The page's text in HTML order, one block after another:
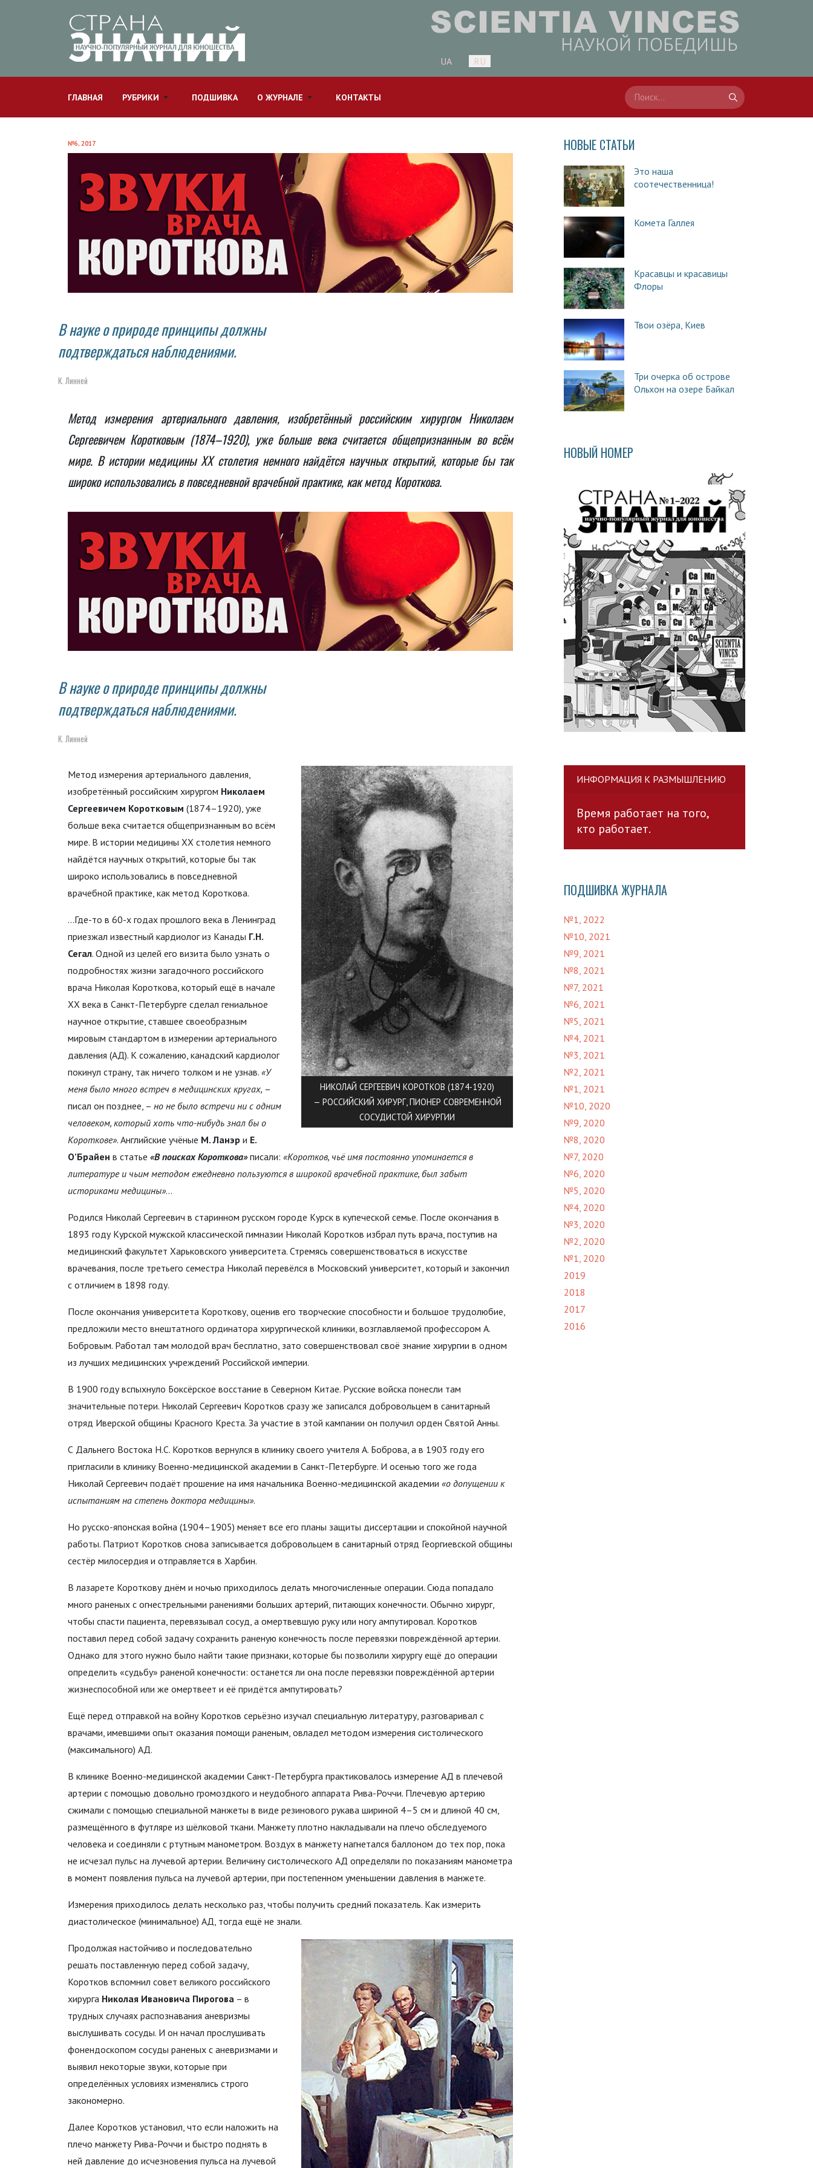
Выберите язык
UA RU
ГЛАВНАЯ РУБРИКИ ПОДШИВКА О ЖУРНАЛЕ КОНТАКТЫ
№6, 2017
В науке о природе принципы должны
подтверждаться наблюдениями.
К. Линней
Метод измерения артериального давления, изобретённый российским хирургом Николаем
Сергеевичем Коротковым (1874–1920), уже больше века считается общепризнанным во всём
мире. В истории медицины XX столетия немного найдётся научных открытий, которые бы так
широко использовались в повседневной врачебной практике, как метод Короткова.
В науке о природе принципы должны
подтверждаться наблюдениями.
К. Линней
НИКОЛАЙ СЕРГЕЕВИЧ КОРОТКОВ (1874-1920)
— РОССИЙСКИЙ ХИРУРГ, ПИОНЕР СОВРЕМЕННОЙ
СОСУДИСТОЙ ХИРУРГИИ
Метод измерения артериального давления,
изобретённый российским хирургом Николаем
Сергеевичем Коротковым (1874–1920), уже
больше века считается общепризнанным во всём
мире. В истории медицины XX столетия немного
найдётся научных открытий, которые бы так
широко использовались в повседневной
врачебной практике, как метод Короткова.
...Где-то в 60-х годах прошлого века в Ленинград
приезжал известный кардиолог из Канады Г.Н.
Сегал. Одной из целей его визита было узнать о
подробностях жизни загадочного российского
врача Николая Короткова, который ещё в начале
XX века в Санкт-Петербурге сделал гениальное
научное открытие, ставшее своеобразным
мировым стандартом в измерении артериального
давления (АД). К сожалению, канадский кардиолог
покинул страну, так ничего толком и не узнав. «У
меня было много встреч в медицинских кругах, –
писал он позднее, – но не было встречи ни с одним
человеком, который хоть что-нибудь знал бы о
Короткове». Английские учёные М. Ланэр и Е.
О’Брайен в статье «В поисках Короткова»писали: «Коротков, чьё имя постоянно упоминается в
литературе и чьим методом ежедневно пользуются в широкой врачебной практике, был забыт
историками медицины»...
Родился Николай Сергеевич в старинном русском городе Курск в купеческой семье. После окончания в
1893 году Курской мужской классической гимназии Николай Коротков избрал путь врача, поступив на
медицинский факультет Харьковского университета. Стремясь совершенствоваться в искусстве
врачевания, после третьего семестра Николай перевёлся в Московский университет, который и закончил
с отличием в 1898 году.
После окончания университета Короткову, оценив его творческие способности и большое трудолюбие,
предложили место внештатного ординатора хирургической клиники, возглавляемой профессором А.
Бобровым. Работал там молодой врач бесплатно, зато совершенствовал своё знание хирургии в одном
из лучших медицинских учреждений Российской империи.
В 1900 году вспыхнуло Боксёрское восстание в Северном Китае. Русские войска понесли там
значительные потери. Николай Сергеевич Коротков сразу же записался добровольцем в санитарный
отряд Иверской общины Красного Креста. За участие в этой кампании он получил орден Святой Анны.
С Дальнего Востока Н.С. Коротков вернулся в клинику своего учителя А. Боброва, а в 1903 году его
пригласили в клинику Военно-медицинской академии в Санкт-Петербурге. И осенью того же года
Николай Сергеевич подаёт прошение на имя начальника Военно-медицинской академии «о допущении к
испытаниям на степень доктора медицины».
Но русско-японская война (1904–1905) меняет все его планы защиты диссертации и спокойной научной
работы. Патриот Коротков снова записывается добровольцем в санитарный отряд Георгиевской общины
сестёр милосердия и отправляется в Харбин.
В лазарете Короткову днём и ночью приходилось делать многочисленные операции. Сюда попадало
много раненых с огнестрельными ранениями больших артерий, питающих конечности. Обычно хирург,
чтобы спасти пациента, перевязывал сосуд, а омертвевшую руку или ногу ампутировал. Коротков
поставил перед собой задачу сохранить раненую конечность после перевязки повреждённой артерии.
Однако для этого нужно было найти такие признаки, которые бы позволили хирургу ещё до операции
определить «судьбу» раненой конечности: останется ли она после перевязки повреждённой артерии
жизнеспособной или же омертвеет и её придётся ампутировать?
Ещё перед отправкой на войну Коротков серьёзно изучал специальную литературу, разговаривал с
врачами, имевшими опыт оказания помощи раненым, овладел методом измерения систолического
(максимального) АД.
В клинике Военно-медицинской академии Санкт-Петербурга практиковалось измерение АД в плечевой
артерии с помощью довольно громоздкого и неудобного аппарата Рива-Роччи. Плечевую артерию
сжимали с помощью специальной манжеты в виде резинового рукава шириной 4–5 см и длиной 40 см,
размещённого в футляре из шёлковой ткани. Манжету плотно накладывали на плечо обследуемого
человека и соединяли с ртутным манометром. Воздух в манжету нагнетался баллоном до тех пор, пока
не исчезал пульс на лучевой артерии. Величину систолического АД определяли по показаниям манометра
в момент появления пульса на лучевой артерии, при постепенном уменьшении давления в манжете.
Измерения приходилось делать несколько раз, чтобы получить средний показатель. Как измерить
диастолическое (минимальное) АД, тогда ещё не знали.
Продолжая настойчиво и последовательно
решать поставленную перед собой задачу,
Коротков вспомнил совет великого российского
хирурга Николая Ивановича Пирогова – в
трудных случаях распознавания аневризмы
выслушивать сосуды. И он начал прослушивать
фонендоскопом сосуды раненых с аневризмами и
выявил некоторые звуки, которые при
определённых условиях изменялись строго
закономерно.
Далее Коротков установил, что если наложить на
плечо манжету Рива-Роччи и быстро поднять в
ней давление до исчезновения пульса на лучевой
НОВЫЕ СТАТЬИ
Это наша
соотечественница!
Комета Галлея
Красавцы и красавицы
Флоры
Твои озёра, Киев
Три очерка об острове
Ольхон на озере Байкал
НОВЫЙ НОМЕР
ИНФОРМАЦИЯ К РАЗМЫШЛЕНИЮ
Время работает на того,
кто работает.
ПОДШИВКА ЖУРНАЛА
№1, 2022
№10, 2021
№9, 2021
№8, 2021
№7, 2021
№6, 2021
№5, 2021
№4, 2021
№3, 2021
№2, 2021
№1, 2021
№10, 2020
№9, 2020
№8, 2020
№7, 2020
№6, 2020
№5, 2020
№4, 2020
№3, 2020
№2, 2020
№1, 2020
2019
2018
2017
2016